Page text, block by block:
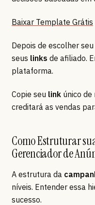
Baixar Template Grátis
Depois de escolher
seus links de afiliado.
plataforma.
Copie seu link único
creditará as vendas
Como Estruturar
Gerenciador de
A estrutura da
níveis. Entender essa
sucesso.